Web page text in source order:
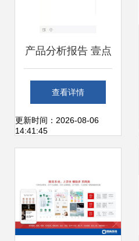
产品分析报告 壹点
灵的互联网泛心理
服务之路
查看详情
更新时间：2026-08-06
14:41:45